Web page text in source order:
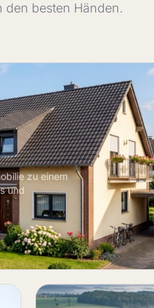
den besten Händen.
zu einem
und